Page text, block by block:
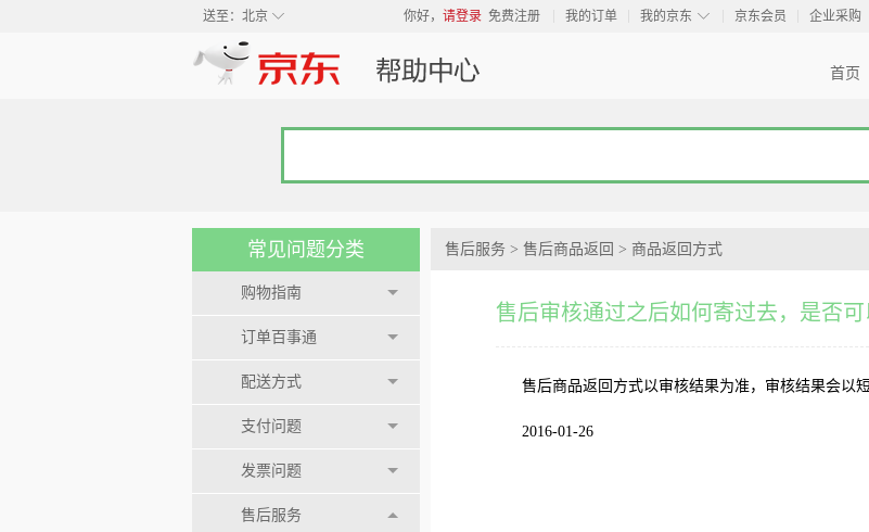
◇
送至： 北京 你好， 请登录 免费注册 我的订单 ◇
我的京东 京东会员 企业采购
首页
常见问题分类
购物指南
订单百事通
配送方式
支付问题
发票问题
售后服务
售后服务 > 售后商品返回 > 商品返回方式
售后审核通过之后如何寄过去，是否
售后商品返回方式以审核结果为准，审核结果会以
2016-01-26